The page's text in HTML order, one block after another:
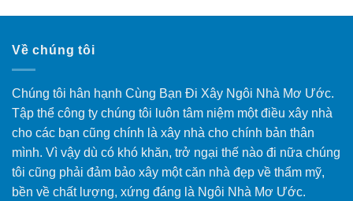
Về chúng tôi
Chúng tôi hân hạnh Cùng Bạn Đi Xây Ngôi Nhà Mơ Ước.
Tập thể công ty chúng tôi luôn tâm niệm một điều xây nhà
cho các bạn cũng chính là xây nhà cho chính bản thân
mình. Vì vậy dù có khó khăn, trở ngại thế nào đi nữa chúng
tôi cũng phải đảm bảo xây một căn nhà đẹp về thẩm mỹ,
bền về chất lượng, xứng đáng là Ngôi Nhà Mơ Ước.